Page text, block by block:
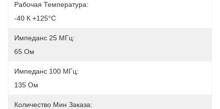
Рабочая Температура:
-40 К +125°C
Импеданс 25 МГц:
65 Ом
Импеданс 100 МГц:
135 Ом
Количество Мин Заказа: